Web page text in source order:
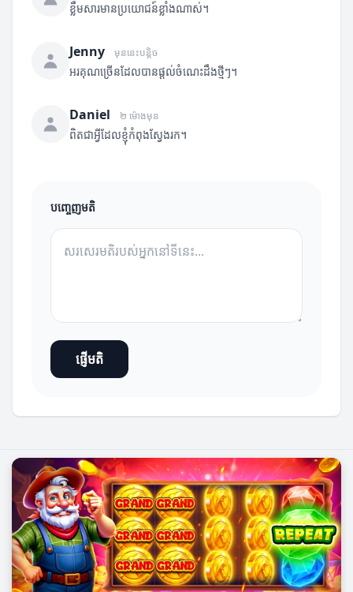
ខ្លឹមសារមានប្រយោជន៍ខ្លាំងណាស់។
Jenny មុននេះបន្តិច
អរគុណច្រើនដែលបានផ្តល់ចំណេះដឹងថ្មីៗ។
Daniel ២ ម៉ោងមុន
ពិតជាអ្វីដែលខ្ញុំកំពុងស្វែងរក។
បញ្ចេញមតិ
ផ្ញើមតិ